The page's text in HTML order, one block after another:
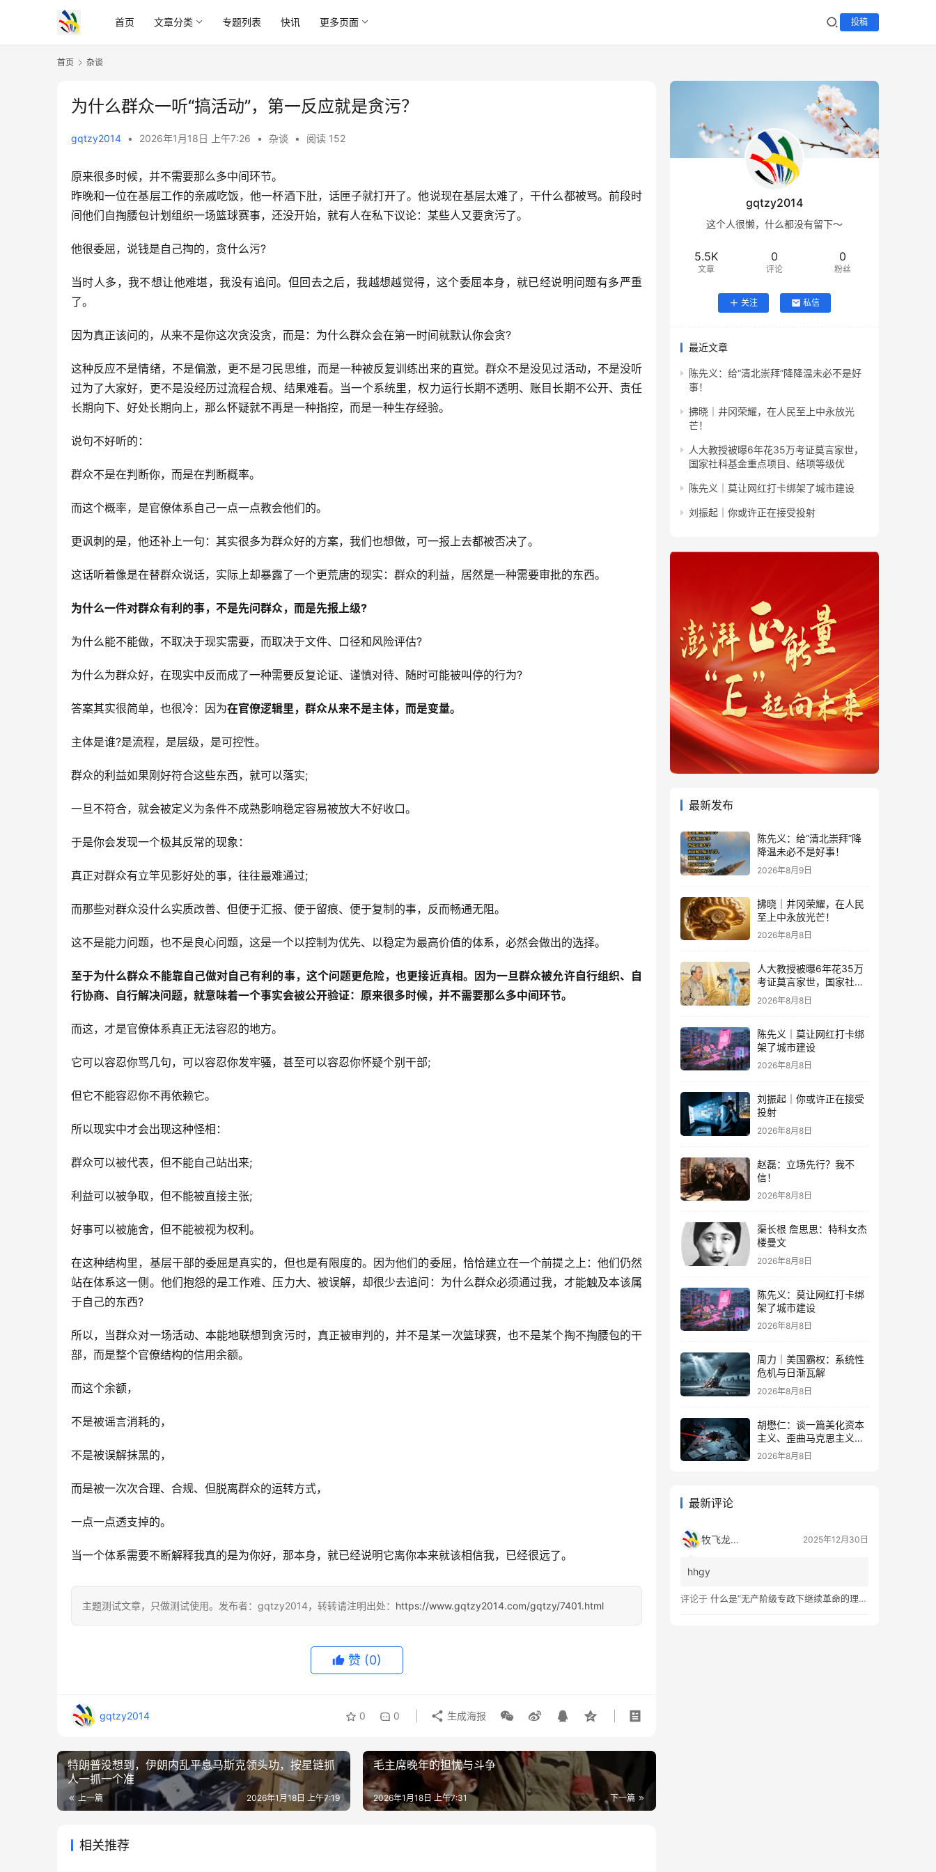
首页 文章分类 专题列表 快讯 更多页面 投稿
首页 杂谈
为什么群众一听“搞活动”，第一反应就是贪污？
gqtzy2014 • 2026年1月18日 上午7:26 • 杂谈 • 阅读 152
原来很多时候，并不需要那么多中间环节。
昨晚和一位在基层工作的亲戚吃饭，他一杯酒下肚，话匣子就打开了。他说现在基层太难了，干什么都被骂。前段时
间他们自掏腰包计划组织一场篮球赛事，还没开始，就有人在私下议论：某些人又要贪污了。
他很委屈，说钱是自己掏的，贪什么污?
当时人多，我不想让他难堪，我没有追问。但回去之后，我越想越觉得，这个委屈本身，就已经说明问题有多严重
了。
因为真正该问的，从来不是你这次贪没贪，而是：为什么群众会在第一时间就默认你会贪?
这种反应不是情绪，不是偏激，更不是刁民思维，而是一种被反复训练出来的直觉。群众不是没见过活动，不是没听
过为了大家好，更不是没经历过流程合规、结果难看。当一个系统里，权力运行长期不透明、账目长期不公开、责任
长期向下、好处长期向上，那么怀疑就不再是一种指控，而是一种生存经验。
说句不好听的：
群众不是在判断你，而是在判断概率。
而这个概率，是官僚体系自己一点一点教会他们的。
更讽刺的是，他还补上一句：其实很多为群众好的方案，我们也想做，可一报上去都被否决了。
这话听着像是在替群众说话，实际上却暴露了一个更荒唐的现实：群众的利益，居然是一种需要审批的东西。
为什么一件对群众有利的事，不是先问群众，而是先报上级?
为什么能不能做，不取决于现实需要，而取决于文件、口径和风险评估?
为什么为群众好，在现实中反而成了一种需要反复论证、谨慎对待、随时可能被叫停的行为?
答案其实很简单，也很冷：因为在官僚逻辑里，群众从来不是主体，而是变量。
主体是谁?是流程，是层级，是可控性。
群众的利益如果刚好符合这些东西，就可以落实;
一旦不符合，就会被定义为条件不成熟影响稳定容易被放大不好收口。
于是你会发现一个极其反常的现象：
真正对群众有立竿见影好处的事，往往最难通过;
而那些对群众没什么实质改善、但便于汇报、便于留痕、便于复制的事，反而畅通无阻。
这不是能力问题，也不是良心问题，这是一个以控制为优先、以稳定为最高价值的体系，必然会做出的选择。
至于为什么群众不能靠自己做对自己有利的事，这个问题更危险，也更接近真相。因为一旦群众被允许自行组织、自
行协商、自行解决问题，就意味着一个事实会被公开验证：原来很多时候，并不需要那么多中间环节。
而这，才是官僚体系真正无法容忍的地方。
它可以容忍你骂几句，可以容忍你发牢骚，甚至可以容忍你怀疑个别干部;
但它不能容忍你不再依赖它。
所以现实中才会出现这种怪相：
群众可以被代表，但不能自己站出来;
利益可以被争取，但不能被直接主张;
好事可以被施舍，但不能被视为权利。
在这种结构里，基层干部的委屈是真实的，但也是有限度的。因为他们的委屈，恰恰建立在一个前提之上：他们仍然
站在体系这一侧。他们抱怨的是工作难、压力大、被误解，却很少去追问：为什么群众必须通过我，才能触及本该属
于自己的东西?
所以，当群众对一场活动、本能地联想到贪污时，真正被审判的，并不是某一次篮球赛，也不是某个掏不掏腰包的干
部，而是整个官僚结构的信用余额。
而这个余额，
不是被谣言消耗的，
不是被误解抹黑的，
而是被一次次合理、合规、但脱离群众的运转方式，
一点一点透支掉的。
当一个体系需要不断解释我真的是为你好，那本身，就已经说明它离你本来就该相信我，已经很远了。
主题测试文章，只做测试使用。发布者：gqtzy2014，转转请注明出处： https://www.gqtzy2014.com/gqtzy/7401.html
赞 (0)
gqtzy2014 0 0 生成海报
特朗普没想到，伊朗内乱平息马斯克领头功，按星链抓
人一抓一个准
上一篇 2026年1月18日 上午7:19
毛主席晚年的担忧与斗争
下一篇
2026年1月18日 上午7:31
相关推荐
gqtzy2014
这个人很懒，什么都没有留下～
5.5K
文章
0
评论
0
粉丝
关注 私信
最近文章
陈先义：给“清北崇拜”降降温未必不是好
事！
拂晓｜井冈荣耀，在人民至上中永放光
芒！
人大教授被曝6年花35万考证莫言家世，
国家社科基金重点项目、结项等级优
陈先义｜莫让网红打卡绑架了城市建设
刘振起｜你或许正在接受投射
最新发布
陈先义：给“清北崇拜”降
降温未必不是好事！
2026年8月9日
拂晓｜井冈荣耀，在人民
至上中永放光芒！
2026年8月8日
人大教授被曝6年花35万
考证莫言家世，国家社科
基金重点项目、结项等级
2026年8月8日
陈先义｜莫让网红打卡绑
架了城市建设
2026年8月8日
刘振起｜你或许正在接受
投射
2026年8月8日
赵磊：立场先行？我不
信！
2026年8月8日
渠长根 詹思思：特科女杰
楼曼文
2026年8月8日
陈先义：莫让网红打卡绑
架了城市建设
2026年8月8日
周力｜美国霸权：系统性
危机与日渐瓦解
2026年8月8日
胡懋仁：谈一篇美化资本
主义、歪曲马克思主义的
奇文
2026年8月8日
最新评论
牧飞龙ae 2025年12月30日
hhgy
评论于 什么是“无产阶级专政下继续革命的理论”？